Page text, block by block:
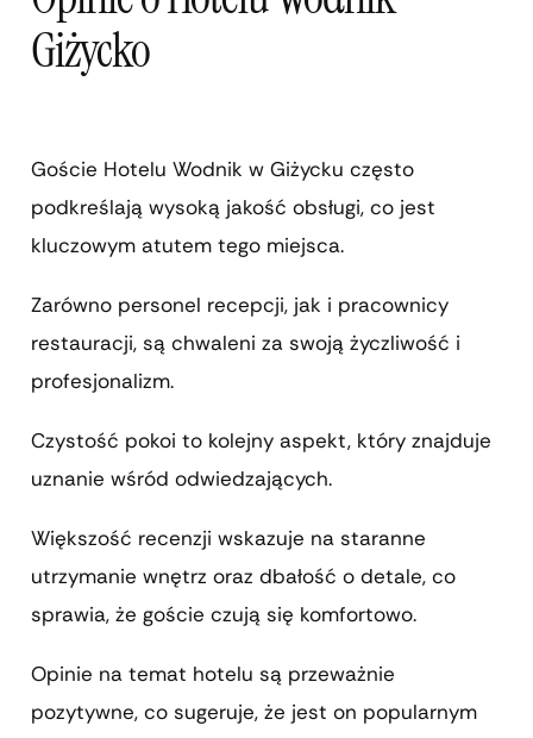
Giżycko
Goście Hotelu Wodnik w Giżycku często
podkreślają wysoką jakość obsługi, co jest
kluczowym atutem tego miejsca.
Zarówno personel recepcji, jak i pracownicy
restauracji, są chwaleni za swoją życzliwość i
profesjonalizm.
Czystość pokoi to kolejny aspekt, który znajduje
uznanie wśród odwiedzających.
Większość recenzji wskazuje na staranne
utrzymanie wnętrz oraz dbałość o detale, co
sprawia, że goście czują się komfortowo.
Opinie na temat hotelu są przeważnie
pozytywne, co sugeruje, że jest on popularnym